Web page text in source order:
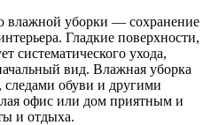
влажной уборки — сохранение
Гладкие поверхности,
систематического ухода,
вид. Влажная уборка
следами обуви и другими
офис или дом приятным и
и отдыха.